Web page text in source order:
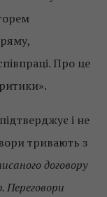
Про це
і не
тривають з
договору